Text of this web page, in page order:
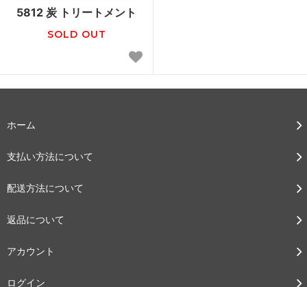
5812 炭 トリートメント
SOLD OUT
ホーム
支払い方法について
配送方法について
返品について
アカウント
ログイン